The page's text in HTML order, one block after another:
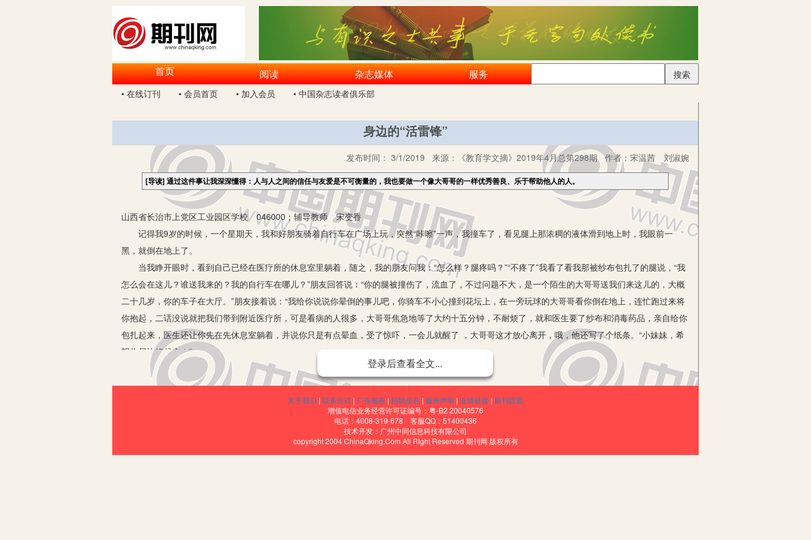
首页 阅读 杂志媒体 服务
搜索
• 在线订刊
• 会员首页 • 加入会员 • 中国杂志读者俱乐部
身边的“活雷锋”
发布时间： 3/1/2019 来源： 《教育学文摘》2019年4月总第298期作者： 宋温茜 刘淑婉
[导读]通过这件事让我深深懂得：人与人之间的信任与友爱是不可衡量的，我也要做一个像大哥哥的一样优秀善良、乐于帮助他人的人。
山西省长治市上党区工业园区学校 046000；辅导教师 宋变香
记得我9岁的时候，一个星期天，我和好朋友骑着自行车在广场上玩，突然“咔嚓”一声，我撞车了，看见腿上那浓稠的液体滑到地上时，我眼前一
黑，就倒在地上了。
当我睁开眼时，看到自己已经在医疗所的休息室里躺着，随之，我的朋友问我：“怎么样？腿疼吗？”“不疼了”我看了看我那被纱布包扎了的腿说，“我
怎么会在这儿？谁送我来的？我的自行车在哪儿？”朋友回答说：“你的腿被撞伤了，流血了，不过问题不大，是一个陌生的大哥哥送我们来这儿的，大概
二十几岁，你的车子在大厅。”朋友接着说：“我给你说说你晕倒的事儿吧，你骑车不小心撞到花坛上，在一旁玩球的大哥哥看你倒在地上，连忙跑过来将
你抱起，二话没说就把我们带到附近医疗所，可是看病的人很多，大哥哥焦急地等了大约十五分钟，不耐烦了，就和医生要了纱布和消毒药品，亲自给你
包扎起来，医生还让你先在先休息室躺着，并说你只是有点晕血，受了惊吓，一会儿就醒了 ，大哥哥这才放心离开，哦，他还写了个纸条。“小妹妹，希
望你尽快好起来！”
通过这件事让我深深懂得：人与人之间的信任与友爱是不可衡量的，我也要做一个像大哥哥的一样优秀善良、乐于帮助他人的人。
登录后查看全文...
关于我们 | 联系方式 | 广告服务 | 招聘信息 | 服务声明 | 友情链接 | 期刊联盟
增值电信业务经营许可证编号：粤-B2 20040576
电话：4008-319-678 客服QQ：51400436
技术开发：广州中同信息科技有限公司
copyright 2004 ChinaQking.Com All Right Reserved 期刊网 版权所有